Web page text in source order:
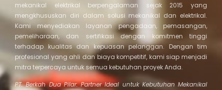
mekanikal elektrikal berpengalaman sejak 2015 yang
mengkhususkan diri dalam solusi mekanikal dan elektrikal.
Kami menyediakan layanan pengadaan, pemasangan,
pemeliharaan, dan sertifikasi dengan komitmen tinggi
terhadap kualitas dan kepuasan pelanggan. Dengan tim
profesional yang ahli dan biaya kompetitif, kami siap menjadi
mitra terpercaya untuk semua kebutuhan proyek Anda.
PT. Berkah Dua Pilar: Partner Ideal untuk Kebutuhan Mekanikal